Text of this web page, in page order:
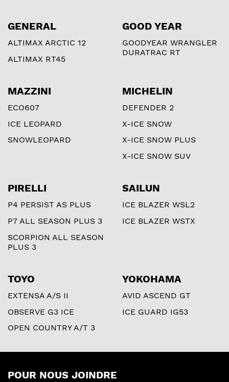
GENERAL
ALTIMAX ARCTIC 12
ALTIMAX RT45
GOOD YEAR
GOODYEAR WRANGLER
DURATRAC RT
MAZZINI
ECO607
ICE LEOPARD
SNOWLEOPARD
MICHELIN
DEFENDER 2
X-ICE SNOW
X-ICE SNOW PLUS
X-ICE SNOW SUV
PIRELLI
P4 PERSIST AS PLUS
P7 ALL SEASON PLUS 3
SCORPION ALL SEASON
PLUS 3
SAILUN
ICE BLAZER WSL2
ICE BLAZER WSTX
TOYO
EXTENSA A/S II
OBSERVE G3 ICE
OPEN COUNTRY A/T 3
YOKOHAMA
AVID ASCEND GT
ICE GUARD IG53
POUR NOUS JOINDRE